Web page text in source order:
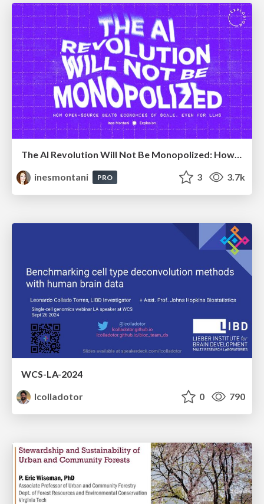
inesmontani
PRO 3 3.7k
WCS-LA-2024
lcolladotor
0 790